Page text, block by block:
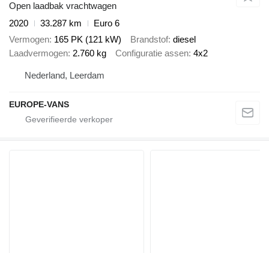
Open laadbak vrachtwagen
2020
33.287 km
Euro 6
Vermogen 165 PK (121 kW) Brandstof diesel
Laadvermogen 2.760 kg Configuratie assen 4x2
Nederland, Leerdam
EUROPE-VANS